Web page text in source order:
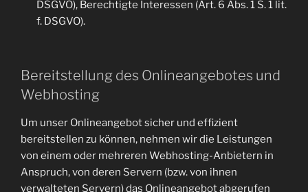
DSGVO), Berechtigte Interessen (Art. 6 Abs. 1 S. 1 lit.
f. DSGVO).
Bereitstellung des Onlineangebotes und
Webhosting
Um unser Onlineangebot sicher und effizient
bereitstellen zu können, nehmen wir die Leistungen
von einem oder mehreren Webhosting-Anbietern in
Anspruch, von deren Servern (bzw. von ihnen
verwalteten Servern) das Onlineangebot abgerufen